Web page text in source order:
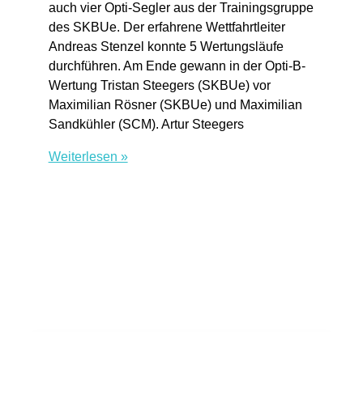
auch vier Opti-Segler aus der Trainingsgruppe
des SKBUe. Der erfahrene Wettfahrtleiter
Andreas Stenzel konnte 5 Wertungsläufe
durchführen. Am Ende gewann in der Opti-B-
Wertung Tristan Steegers (SKBUe) vor
Maximilian Rösner (SKBUe) und Maximilian
Sandkühler (SCM). Artur Steegers
Baldenopti
Weiterlesen »